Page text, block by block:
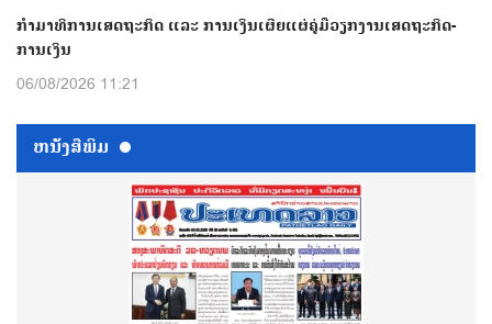
ກຳມາທິການເສດຖະກິດ ແລະ ການເງິນເຜີຍແຜ່ຄູ່ມືວຽກງານເສດຖະກິດ-
ການເງິນ
06/08/2026 11:21
ຫນ້ັງສືພິມ